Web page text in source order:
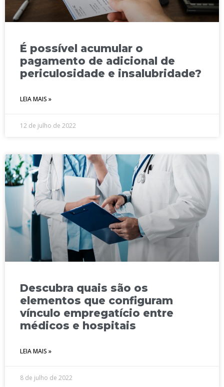
É possível acumular o
pagamento de adicional de
periculosidade e insalubridade?
LEIA MAIS »
12 de julho de 2022
Descubra quais são os
elementos que configuram
vínculo empregatício entre
médicos e hospitais
LEIA MAIS »
8 de julho de 2022